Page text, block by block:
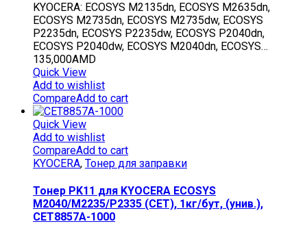
KYOCERA: ECOSYS M2135dn, ECOSYS M2635dn,
ECOSYS M2735dn, ECOSYS M2735dw, ECOSYS
P2235dn, ECOSYS P2235dw, ECOSYS P2040dn,
ECOSYS P2040dw, ECOSYS M2040dn, ECOSYS…
135,000AMD
Quick View
Add to wishlist
CompareAdd to cart
Quick View
Add to wishlist
CompareAdd to cart
KYOCERA, Тонер для заправки
Тонер PK11 для KYOCERA ECOSYS
M2040/M2235/P2335 (CET), 1кг/бут, (унив.),
CET8857A-1000